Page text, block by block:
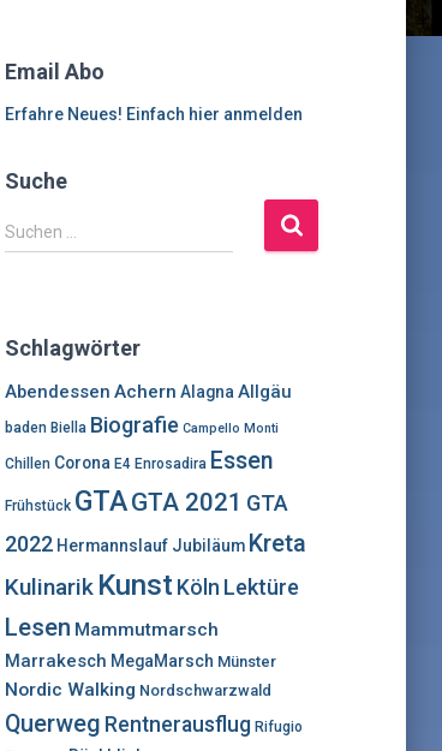
Email Abo
Erfahre Neues! Einfach hier anmelden
Suche
S
u
n
n
c
h
Suchen …
Schlagwörter
Abendessen Achern Alagna Allgäu
baden Biella Biografie Campello Monti
Chillen Corona E4 Enrosadira Essen
Frühstück GTAGTA 2021 GTA
2022 Hermannslauf Jubiläum Kreta
Kulinarik Kunst Köln Lektüre
Lesen Mammutmarsch
Marrakesch MegaMarsch Münster
Nordic Walking Nordschwarzwald
Querweg Rentnerausflug Rifugio